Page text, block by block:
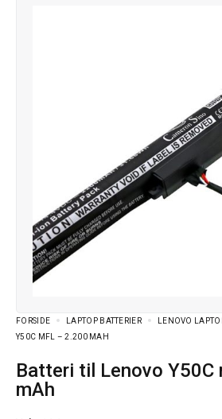
FORSIDE LAPTOP BATTERIER LENOVO
Y50C MFL – 2.200 MAH
Batteri til Lenovo Y50C mfl – 2.200
mAh